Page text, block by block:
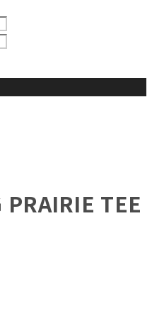
TEE